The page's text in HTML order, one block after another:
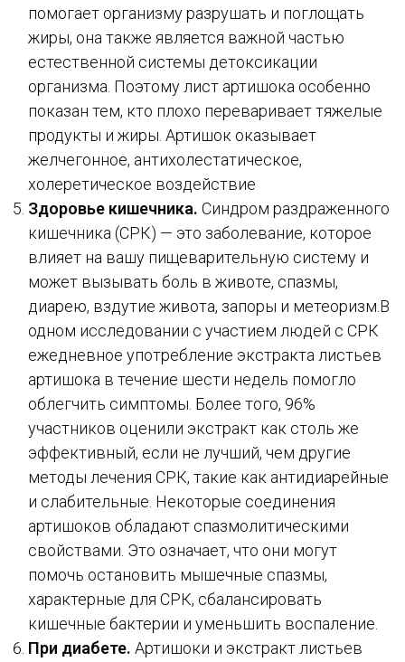
помогает организму разрушать и поглощать
жиры, она также является важной частью
естественной системы детоксикации
организма. Поэтому лист артишока особенно
показан тем, кто плохо переваривает тяжелые
продукты и жиры. Артишок оказывает
желчегонное, антихолестатическое,
холеретическое воздействие
Здоровье кишечника. Синдром раздраженного
кишечника (СРК) — это заболевание, которое
влияет на вашу пищеварительную систему и
может вызывать боль в животе, спазмы,
диарею, вздутие живота, запоры и метеоризм.В
одном исследовании с участием людей с СРК
ежедневное употребление экстракта листьев
артишока в течение шести недель помогло
облегчить симптомы. Более того, 96%
участников оценили экстракт как столь же
эффективный, если не лучший, чем другие
методы лечения СРК, такие как антидиарейные
и слабительные. Некоторые соединения
артишоков обладают спазмолитическими
свойствами. Это означает, что они могут
помочь остановить мышечные спазмы,
характерные для СРК, сбалансировать
кишечные бактерии и уменьшить воспаление.
При диабете. Артишоки и экстракт листьев